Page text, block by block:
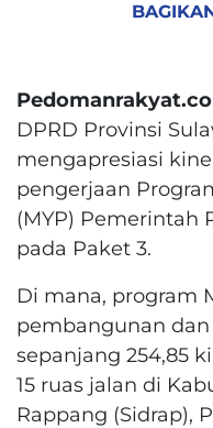
DPRD Provinsi
mengapresiasi
pengerjaan
(MYP) Pemerintah
pada Paket 3.
Di mana, program
pembangunan
sepanjang 254,85
15 ruas jalan di
Rappang (Sidrap),